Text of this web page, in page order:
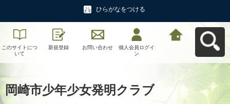
ひらがなをつける
このサイトにつ
いて
新規登録 お問い合わせ
個人会員ログイ
ン
岡崎市少年少女発明クラブ